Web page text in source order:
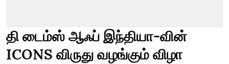
தி டைம்ஸ் ஆஃப் இந்தியா-வின்
ICONS விருது வழங்கும் விழா